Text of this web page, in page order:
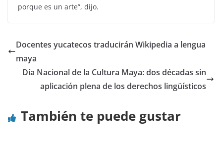
porque es un arte”, dijo.
Docentes yucatecos traducirán Wikipedia a lengua
maya
Día Nacional de la Cultura Maya: dos décadas sin
aplicación plena de los derechos lingüísticos
También te puede gustar